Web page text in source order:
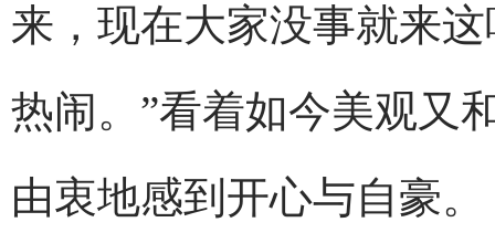
来，现在大家没事就来
热闹。”看着如今美观又
由衷地感到开心与自豪。